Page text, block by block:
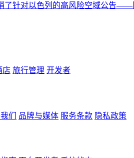
了针对以色列的高风险空域公告
店 旅行管理 开发者
们 品牌与媒体 服务条款 隐私政策